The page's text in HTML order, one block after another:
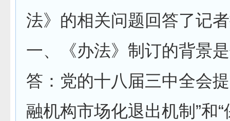
法》的相关问题回答了记
一、《办法》制订的背景
答：党的十八届三中全会
融机构市场化退出机制”和